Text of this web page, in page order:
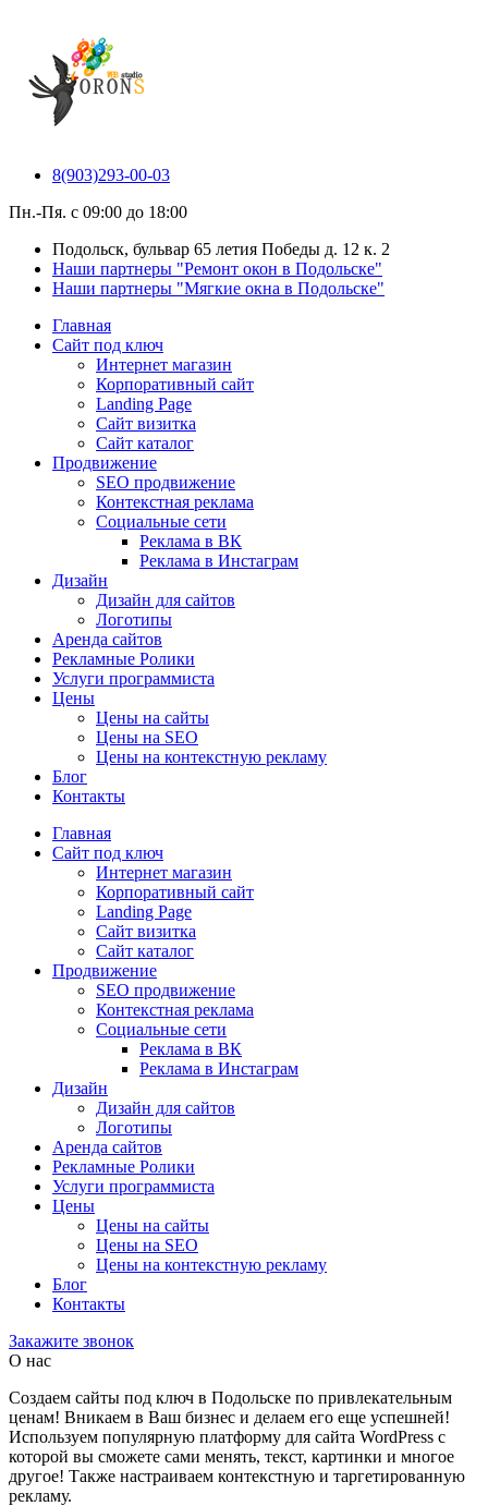
8(903)293-00-03
Пн.-Пя. с 09:00 до 18:00
Подольск, бульвар 65 летия Победы д. 12 к. 2
Наши партнеры "Ремонт окон в Подольске"
Наши партнеры "Мягкие окна в Подольске"
Главная
Сайт под ключ
Интернет магазин
Корпоративный сайт
Landing Page
Сайт визитка
Сайт каталог
Продвижение
SEO продвижение
Контекстная реклама
Социальные сети
Реклама в ВК
Реклама в Инстаграм
Дизайн
Дизайн для сайтов
Логотипы
Аренда сайтов
Рекламные Ролики
Услуги программиста
Цены
Цены на сайты
Цены на SEO
Цены на контекстную рекламу
Блог
Контакты
Главная
Сайт под ключ
Интернет магазин
Корпоративный сайт
Landing Page
Сайт визитка
Сайт каталог
Продвижение
SEO продвижение
Контекстная реклама
Социальные сети
Реклама в ВК
Реклама в Инстаграм
Дизайн
Дизайн для сайтов
Логотипы
Аренда сайтов
Рекламные Ролики
Услуги программиста
Цены
Цены на сайты
Цены на SEO
Цены на контекстную рекламу
Блог
Контакты
Закажите звонок
О нас
Создаем сайты под ключ в Подольске по привлекательным
ценам! Вникаем в Ваш бизнес и делаем его еще успешней!
Используем популярную платформу для сайта WordPress с
которой вы сможете сами менять, текст, картинки и многое
другое! Также настраиваем контекстную и таргетированную
рекламу.